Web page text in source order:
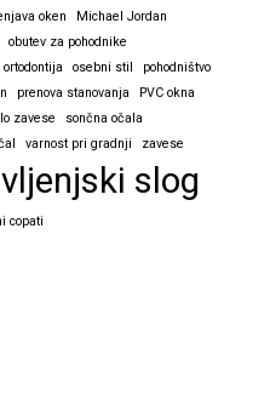
oken
Michael Jordan
obutev za pohodnike
ortodontija osebni stil
pohodništvo
prenova stanovanja
PVC okna
zavese
sončna očala
varnost pri gradnji zavese
slog
copati